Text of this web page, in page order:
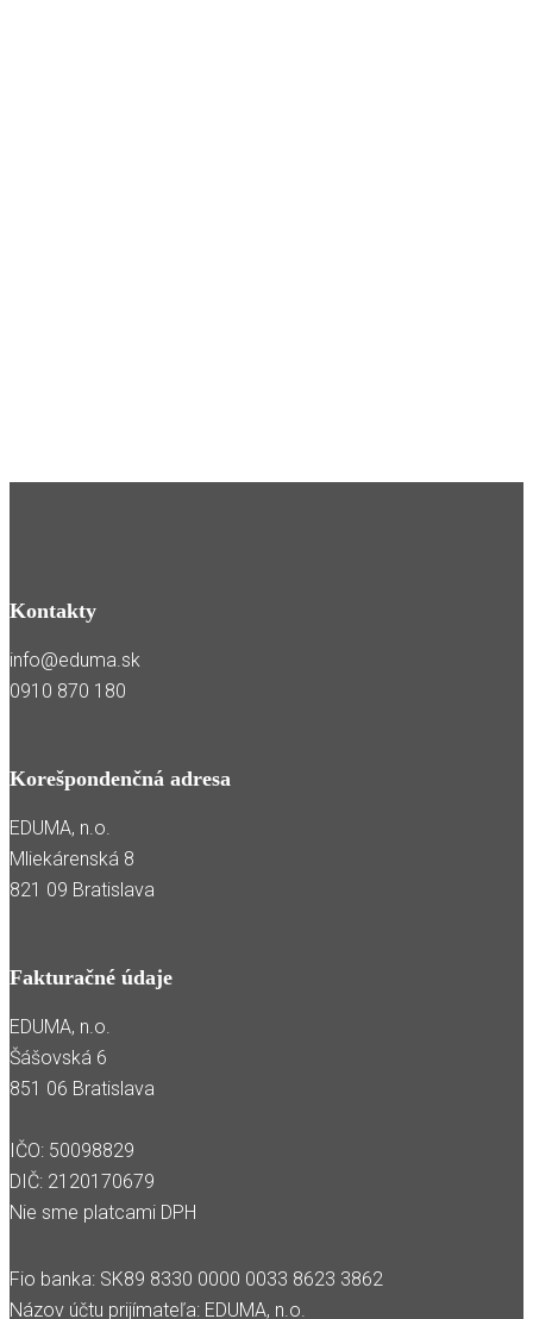
Kontakty
info@eduma.sk
0910 870 180
Korešpondenčná adresa
EDUMA, n.o.
Mliekárenská 8
821 09 Bratislava
Fakturačné údaje
EDUMA, n.o.
Šášovská 6
851 06 Bratislava
IČO: 50098829
DIČ: 2120170679
Nie sme platcami DPH
Fio banka: SK89 8330 0000 0033 8623 3862
Názov účtu prijímateľa: EDUMA, n.o.